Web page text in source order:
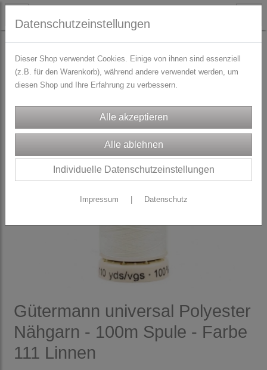
TRACHTENZUBEHÖR Nähgarn
Gütermann universal Polyester
Nähgarn - 100m Spule - Farbe
111 Linnen
Datenschutzeinstellungen
Dieser Shop verwendet Cookies. Einige von ihnen sind essenziell
(z.B. für den Warenkorb), während andere verwendet werden, um
diesen Shop und Ihre Erfahrung zu verbessern.
Individuelle Datenschutzeinstellungen
Impressum Datenschutz